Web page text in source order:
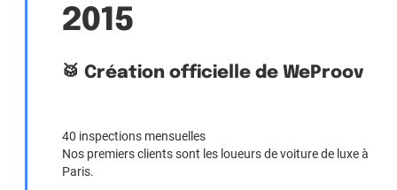
2015
🥁 Création officielle de WeProov
40 inspections mensuelles
Nos premiers clients sont les loueurs de voiture de luxe à
Paris.